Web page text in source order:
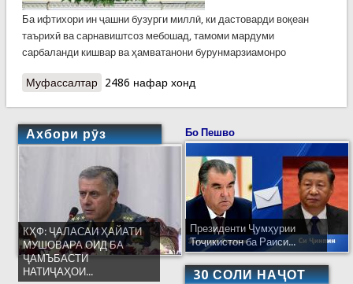
Ба ифтихори ин ҷашни бузурги миллӣ, ки дастоварди воқеан
таърихӣ ва сарнавиштсоз мебошад, тамоми мардуми
сарбаланди кишвар ва ҳамватанони бурунмарзиамонро
Муфассалтаро Паёми шодбошии Президенти Ҷумҳурии
Тоҷикистон
2486 нафар хонд
Ахбори рӯз
КҲФ: ҶАЛАСАИ ҲАЙАТИ
МУШОВАРА ОИД БА
ҶАМЪБАСТИ
НАТИҶАҲОИ...
Бо Пешво
Президенти Ҷумҳурии
Тоҷикистон ба Раиси...
30 СОЛИ НАҶОТ